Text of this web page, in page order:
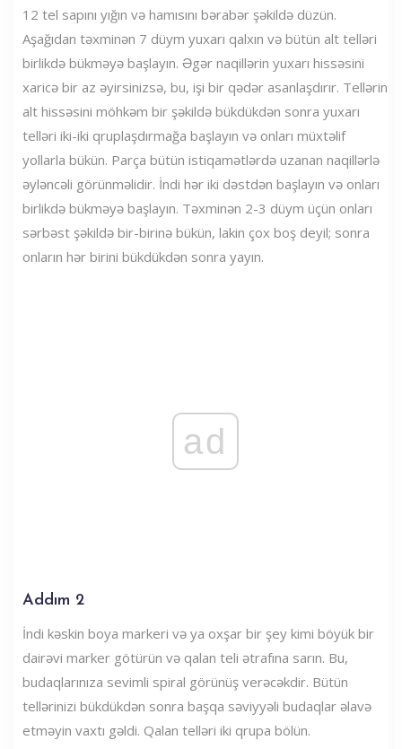
12 tel sapını yığın və hamısını bərabər şəkildə düzün.
Aşağıdan təxminən 7 düym yuxarı qalxın və bütün alt telləri
birlikdə bükməyə başlayın. Əgər naqillərin yuxarı hissəsini
xaricə bir az əyirsinizsə, bu, işi bir qədər asanlaşdırır. Tellərin
alt hissəsini möhkəm bir şəkildə bükdükdən sonra yuxarı
telləri iki-iki qruplaşdırmağa başlayın və onları müxtəlif
yollarla bükün. Parça bütün istiqamətlərdə uzanan naqillərlə
əyləncəli görünməlidir. İndi hər iki dəstdən başlayın və onları
birlikdə bükməyə başlayın. Təxminən 2-3 düym üçün onları
sərbəst şəkildə bir-birinə bükün, lakin çox boş deyil; sonra
onların hər birini bükdükdən sonra yayın.
ad
Addım 2
İndi kəskin boya markeri və ya oxşar bir şey kimi böyük bir
dairəvi marker götürün və qalan teli ətrafına sarın. Bu,
budaqlarınıza sevimli spiral görünüş verəcəkdir. Bütün
tellərinizi bükdükdən sonra başqa səviyyəli budaqlar əlavə
etməyin vaxtı gəldi. Qalan telləri iki qrupa bölün.